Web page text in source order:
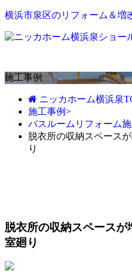
横浜市泉区のリフォーム＆増
施工事例
ニッカホーム横浜泉
施工事例>
バスルームリフォーム
脱衣所の収納スペース
り
脱衣所の収納スペース
室廻り